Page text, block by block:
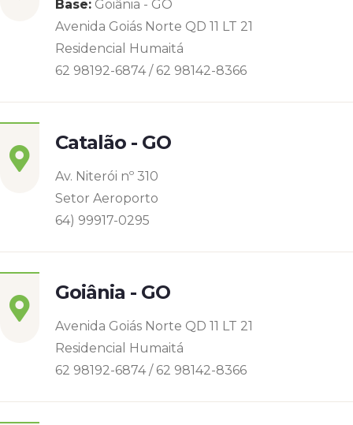
Base: Goiânia - GO
Avenida Goiás Norte QD 11 LT 21
Residencial Humaitá
62 98192-6874 / 62 98142-8366
Catalão - GO
Av. Niterói nº 310
Setor Aeroporto
64) 99917-0295
Goiânia - GO
Avenida Goiás Norte QD 11 LT 21
Residencial Humaitá
62 98192-6874 / 62 98142-8366